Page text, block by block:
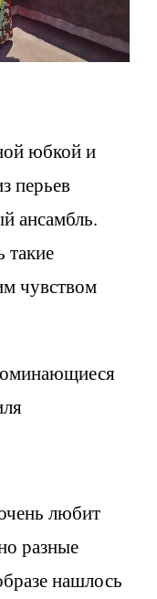
юбкой и
перьев
ансамбль.
такие
чувством
любит
разные
нашлось